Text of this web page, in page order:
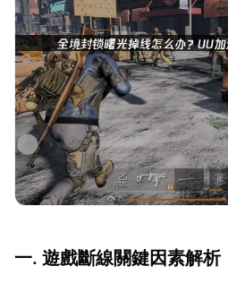
一. 遊戲斷線關鍵因素解析